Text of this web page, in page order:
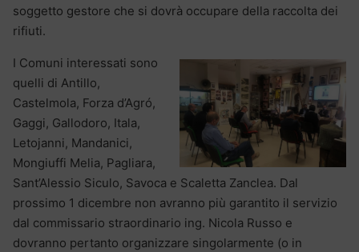
soggetto gestore che si dovrà occupare della raccolta dei
rifiuti.
I Comuni interessati sono
quelli di Antillo,
Castelmola, Forza d’Agró,
Gaggi, Gallodoro, Itala,
Letojanni, Mandanici,
Mongiuffi Melia, Pagliara,
Sant’Alessio Siculo, Savoca e Scaletta Zanclea. Dal
prossimo 1 dicembre non avranno più garantito il servizio
dal commissario straordinario ing. Nicola Russo e
dovranno pertanto organizzare singolarmente (o in